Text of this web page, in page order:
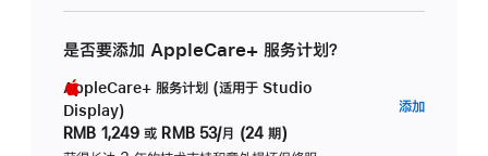
是否要添加 AppleCare+ 服务计划？
AppleCare+ 服务计划 (适用于 Studio
Display)
RMB 1,249 或 RMB 53/月 (24 期)
添加